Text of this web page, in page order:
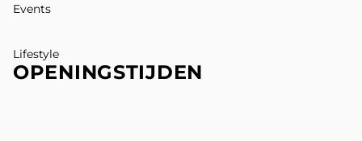
Events
Lifestyle
OPENINGSTIJDEN